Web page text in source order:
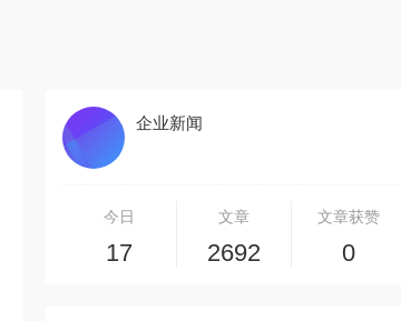
企业新闻
今日
17
文章
2692
文章获赞
0